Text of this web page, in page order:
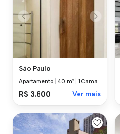
São Paulo
Apartamento 40 m² 1 Cama
R$ 3.800 Ver mais